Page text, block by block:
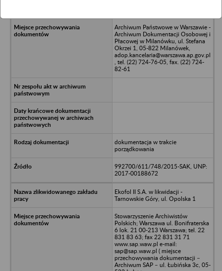
Archiwum Państwowe w Warszawie -
Archiwum Dokumentacji Osobowej i
Płacowej w Milanówku, ul. Stefana
Okrzei 1, 05-822 Milanówek,
adop.kancelaria@warszawa.ap.gov.pl
, tel. (22) 724-76-05, fax. (22) 724-
82-61
dokumentacja w trakcie
porządkowania
992700/611/748/2015-SAK, UNP:
2017-00188672
Ekofol II S.A. w likwidacji -
Tarnowskie Góry, ul. Opolska 1
Stowarzyszenie Archiwistów
Polskich; Warszawa ul. Bonifraterska
6 lok. 21 00-213 Warszawa; tel. 22
831 83 63; fax 22 831 31 71
www.sap.waw.pl e-mail:
sap@sap.waw.pl ( miejsce
przechowywania dokumentacji –
Archiwum SAP – ul. Łubińska 3c, 05-